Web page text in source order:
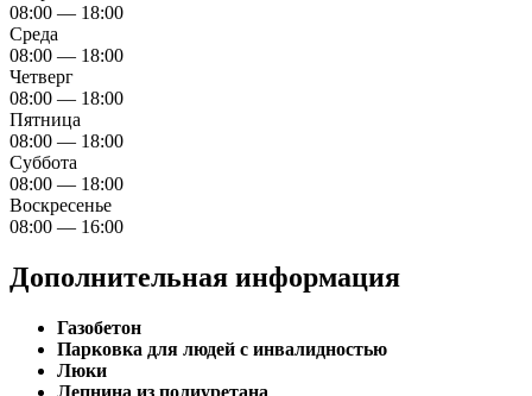
08:00 — 18:00
Среда
08:00 — 18:00
Четверг
08:00 — 18:00
Пятница
08:00 — 18:00
Суббота
08:00 — 18:00
Воскресенье
08:00 — 16:00
Дополнительная информация
Газобетон
Парковка для людей с инвалидностью
Люки
Лепнина из полиуретана